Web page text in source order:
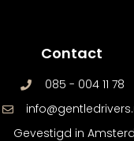
Contact
085 - 004 11 78
Gevestigd in